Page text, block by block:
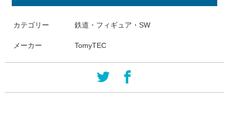
カテゴリー 鉄道・フィギュア・SW
メーカー TomyTEC